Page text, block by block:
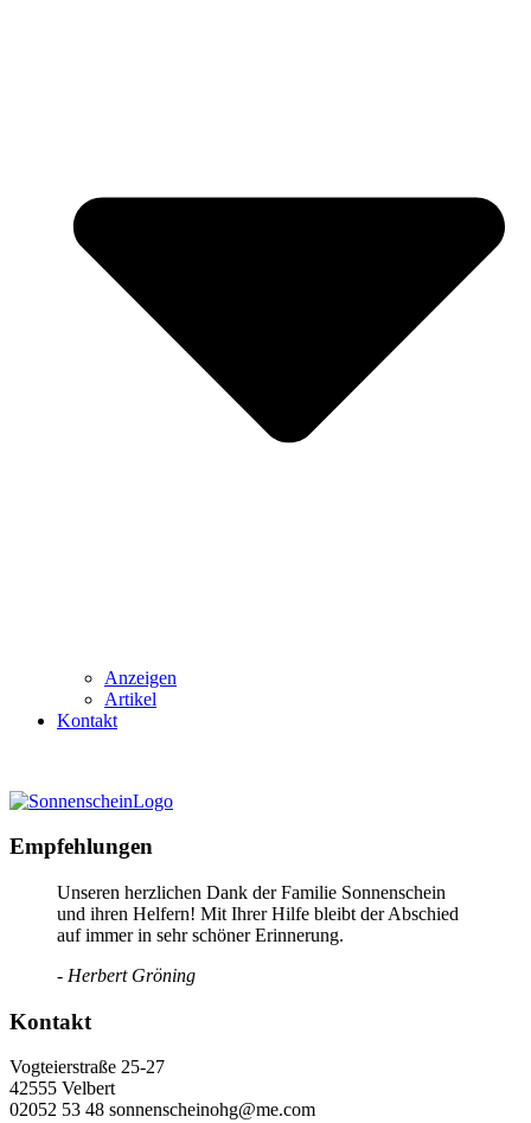
Anzeigen
Artikel
Kontakt
Empfehlungen
Unseren herzlichen Dank der Familie Sonnenschein
und ihren Helfern! Mit Ihrer Hilfe bleibt der Abschied
auf immer in sehr schöner Erinnerung.
- Herbert Gröning
Kontakt
Vogteierstraße 25-27
42555 Velbert
02052 53 48 sonnenscheinohg@me.com